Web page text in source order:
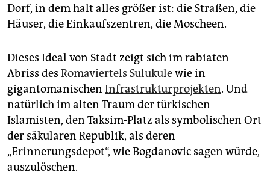
Dorf, in dem halt alles größer ist: die Straßen, die
Häuser, die Einkaufszentren, die Moscheen.
Dieses Ideal von Stadt zeigt sich im rabiaten
Abriss des Romaviertels Sulukulewie in
gigantomanischen Infrastrukturprojekten. Und
natürlich im alten Traum der türkischen
Islamisten, den Taksim-Platz als symbolischen Ort
der säkularen Republik, als deren
„Erinnerungsdepot“, wie Bogdanovic sagen würde,
auszulöschen.